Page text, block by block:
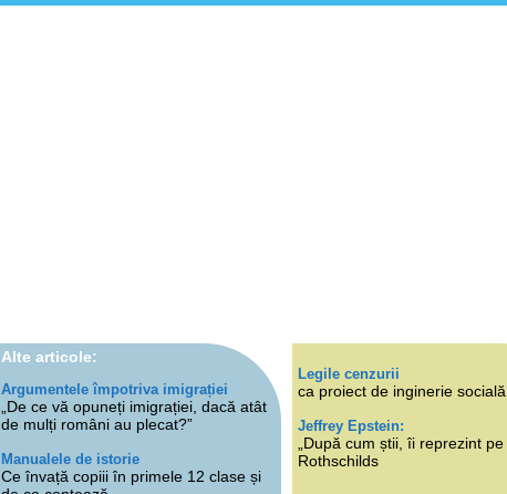
Alte articole:
Argumentele împotriva imigrației
„De ce vă opuneți imigrației, dacă atât
de mulți români au plecat?”
Manualele de istorie
Ce învață copiii în primele 12 clase și
Legile cenzurii
ca proiect de inginerie socială
Jeffrey Epstein:
„După cum știi, îi reprezint pe
Rothschilds